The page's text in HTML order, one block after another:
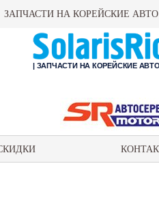
ЗАПЧАСТИ НА КОРЕЙСКИЕ
| ЗАПЧАСТИ НА КОРЕЙСКИЕ